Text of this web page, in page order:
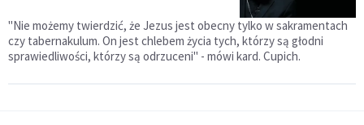
"Nie możemy twierdzić, że Jezus jest obecny tylko w sakramentach
czy tabernakulum. On jest chlebem życia tych, którzy są głodni
sprawiedliwości, którzy są odrzuceni" - mówi kard. Cupich.